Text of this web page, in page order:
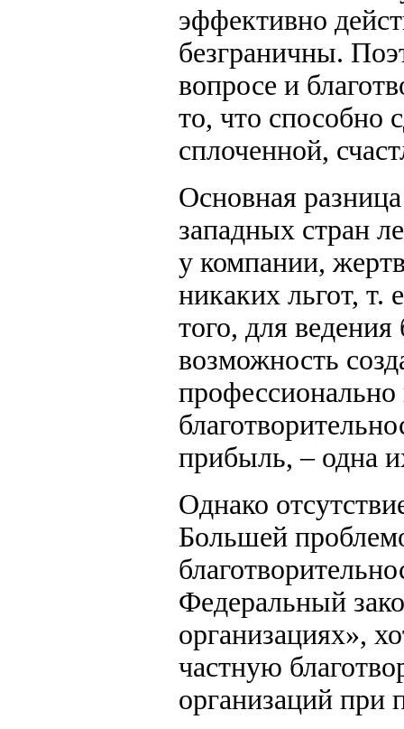
эффективно
безграничны.
вопросе и
то, что способно
сплоченной,
Основная
западных стран
у компании,
никаких льгот,
того, для ведения
возможность
профессионально
прибыль, – одна
Однако
Большей
Федеральный
организациях»,
частную
организаций при